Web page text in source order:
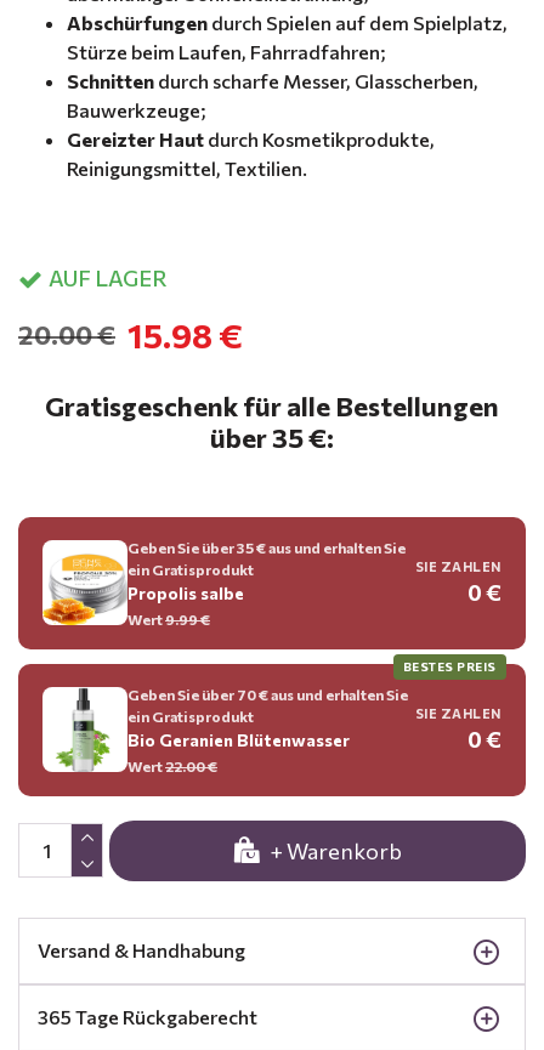
Abschürfungen durch Spielen auf dem Spielplatz,
Stürze beim Laufen, Fahrradfahren;
Schnitten durch scharfe Messer, Glasscherben,
Bauwerkzeuge;
Gereizter Haut durch Kosmetikprodukte,
Reinigungsmittel, Textilien.
AUF LAGER
15.98 €
20.00 €
+ Warenkorb
Gratisgeschenk für alle Bestellungen
über 35 €:
Geben Sie über 35 € aus und erhalten Sie
ein Gratisprodukt
Propolis salbe
Wert9.99 €
SIE ZAHLEN
0 €
BESTES PREIS
Geben Sie über 70 € aus und erhalten Sie
ein Gratisprodukt
Bio Geranien Blütenwasser
Wert22.00 €
SIE ZAHLEN
0 €
Versand & Handhabung
365 Tage Rückgaberecht